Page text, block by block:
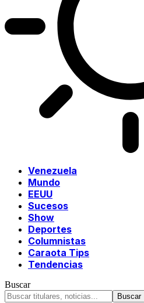
Venezuela
Mundo
EEUU
Sucesos
Show
Deportes
Columnistas
Caraota Tips
Tendencias
Buscar